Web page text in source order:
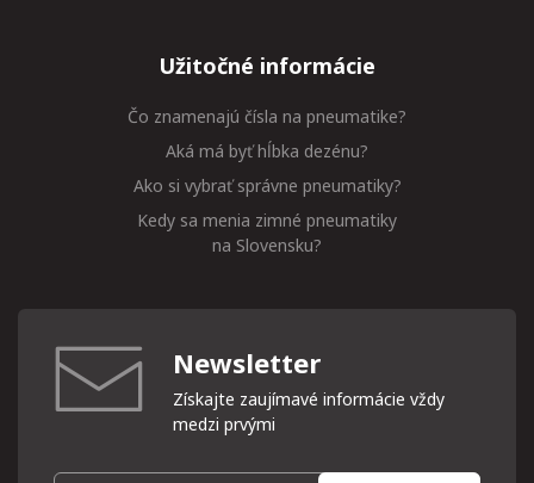
Užitočné informácie
Čo znamenajú čísla na pneumatike?
Aká má byť hĺbka dezénu?
Ako si vybrať správne pneumatiky?
Kedy sa menia zimné pneumatiky
na Slovensku?
Newsletter
Získajte zaujímavé informácie vždy
medzi prvými